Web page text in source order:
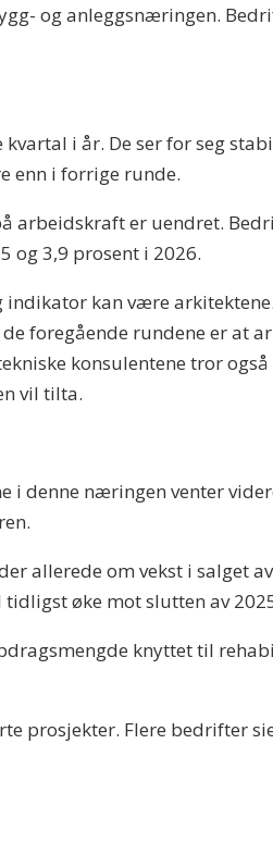
og anleggsnæringen.
i år. De ser for seg
enn i forrige runde.
arbeidskraft er uendret.
og 3,9 prosent i 2026.
indikator kan være
foregående rundene er at
konsulentene tror også
vil tilta.
i denne næringen venter
allerede om vekst i salget
øke mot slutten av
knyttet til
prosjekter. Flere bedrifter